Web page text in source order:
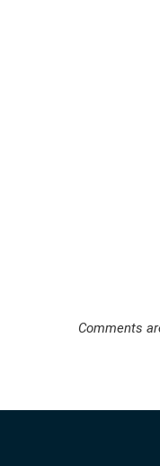
Comments